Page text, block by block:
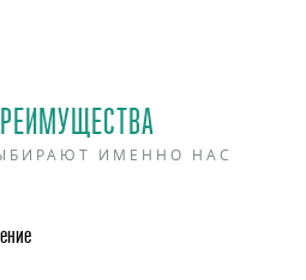
ИМЕННО НАС